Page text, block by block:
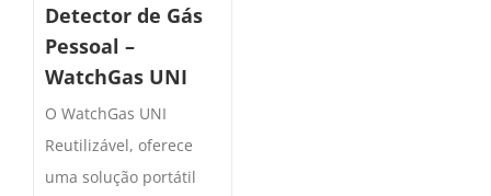
Detector de Gás
Pessoal –
WatchGas UNI
O WatchGas UNI
Reutilizável, oferece
uma solução portátil